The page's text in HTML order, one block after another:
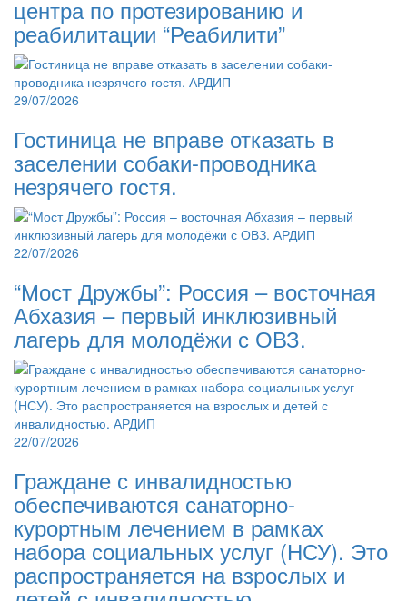
центра по протезированию и
реабилитации “Реабилити”
29/07/2026
Гостиница не вправе отказать в
заселении собаки-проводника
незрячего гостя.
22/07/2026
“Мост Дружбы”: Россия – восточная
Абхазия – первый инклюзивный
лагерь для молодёжи с ОВЗ.
22/07/2026
Граждане с инвалидностью
обеспечиваются санаторно-
курортным лечением в рамках
набора социальных услуг (НСУ). Это
распространяется на взрослых и